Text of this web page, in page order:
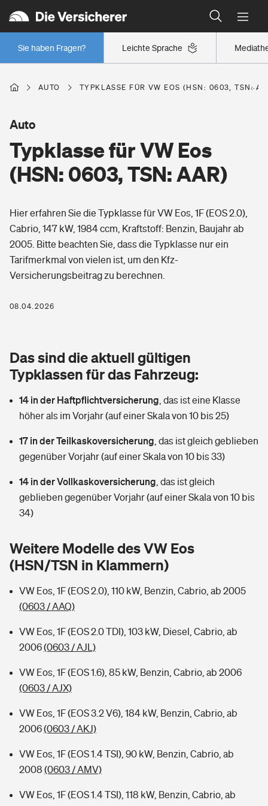
Leichte Sprache
Sie haben Fragen?
Wer versichert was: Jetzt Versicherer finden
Regionalklassen: So ist Ihre Region eingestuft
Wer versichert was: Jetzt Versicherer finden
Berufsunfähigkeitsversicherung
Erwerbsunfähigkeitsversicherung
Grundfähigkeitsversicherung
Arbeitsrechtsschutz
Berufshaftpflichtversicherung
Zur Übersicht
Tools
Wer versichert was: Jetzt Versicherer finden
Sie haben Fragen?
Wohnen
Glasversicherung
Mietkautionsversicherung
Restkreditversicherung
Zur Übersicht
Hochwasser-Check: Wie gefährdet ist Ihr Haus?
Wer versichert was: Jetzt Versicherer finden
Sie haben Fragen?
Freizeit
Pri­vate Haft­pflicht­
Kinderunfall­ver­si­che­rung
Kinderinvalidität
Reiseversicherung
Pferdehalter-Haftpflicht
Private Cyberversicherung
Musikinstrumentenversicherung
Zur Übersicht
Tools
Kinderunfall-Check: Mehr Sicherheit für deine Kids
Sie haben Fragen?
Gesundheit
Private Krankenversicherung
Dread-Disease-Versicherung
Tierkrankenversicherung
Wer versichert was: Jetzt Versicherer finden
Sie haben Fragen?
Rentenrechner: Wie viel Geld bekomme ich im Alter?
AUTO TYPKLASSE FÜR VW EOS (HSN: 0603, TSN:
Typklasse für VW Eos
(HSN: 0603, TSN: AAR)
Auto
Hier erfahren Sie die Typklasse für VW Eos, 1F (EOS 2.0),
Cabrio, 147 kW, 1984 ccm, Kraftstoff: Benzin, Baujahr ab
2005. Bitte beachten Sie, dass die Typklasse nur ein
Tarifmerkmal von vielen ist, um den Kfz-
Versicherungsbeitrag zu berechnen.
08.04.2026
Das sind die aktuell gültigen
Typklassen für das Fahrzeug:
14 in der Haftpflichtversicherung das ist eine Klasse
höher als im Vorjahr (auf einer Skala von 10 bis 25)
17 in der Teilkaskoversicherung das ist gleich geblieben
gegenüber Vorjahr (auf einer Skala von 10 bis 33)
14 in der Vollkaskoversicherung das ist gleich
geblieben gegenüber Vorjahr (auf einer Skala von 10 bis
34)
Weitere Modelle des VW Eos
(HSN/TSN in Klammern)
VW Eos, 1F (EOS 2.0), 110 kW, Benzin, Cabrio, ab 2005
(0603 / AAQ)
VW Eos, 1F (EOS 2.0 TDI), 103 kW, Diesel, Cabrio, ab
2006(0603 / AJL)
VW Eos, 1F (EOS 1.6), 85 kW, Benzin, Cabrio, ab 2006
(0603 / AJX)
VW Eos, 1F (EOS 3.2 V6), 184 kW, Benzin, Cabrio, ab
2006(0603 / AKJ)
VW Eos, 1F (EOS 1.4 TSI), 90 kW, Benzin, Cabrio, ab
2008 (0603 / AMV)
VW Eos, 1F (EOS 1.4 TSI), 118 kW, Benzin, Cabrio, ab